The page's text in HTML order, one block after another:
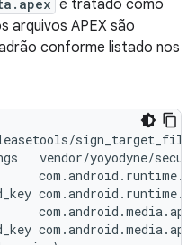
é tratado como
arquivos APEX são
conforme listado nos
vendor/yoyodyne/